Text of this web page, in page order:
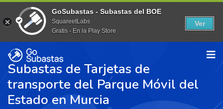
Subastas de Tarjetas de
transporte del Parque Móvil del
Estado en Murcia
GoSubastas - Subastas del BOE
SquareetLabs
Gratis - En la Play Store
Ver